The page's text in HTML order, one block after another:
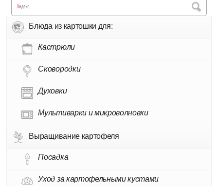
Блюда из картошки для:
Кастрюли
Сковородки
Духовки
Мультиварки и микроволновки
Выращивание картофеля
Посадка
Уход за картофельными кустами